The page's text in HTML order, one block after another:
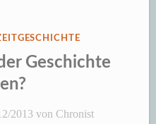
Geschichte
2013 von Chronist